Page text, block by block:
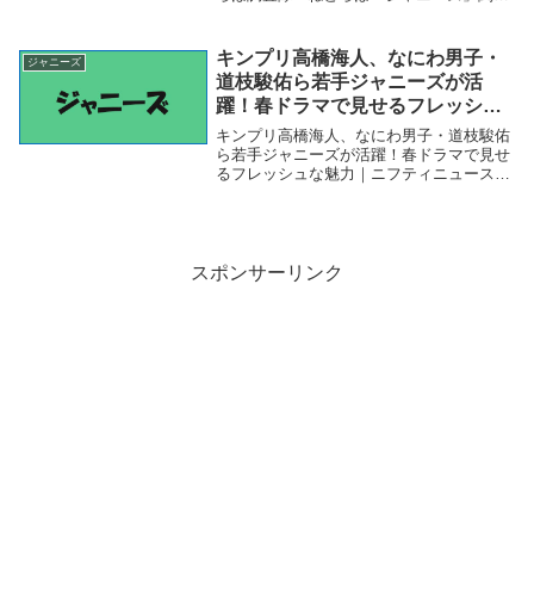
ねとらぼ調査隊 - ねとらぼ ジャ...
ジャニーズ
キンプリ高橋海人、なにわ男子・
道枝駿佑ら若手ジャニーズが活
躍！春ドラマで見せるフレッシュ
な魅力｜ニフティニュース – ニフ
ティニュース
キンプリ高橋海人、なにわ男子・道枝駿佑
ら若手ジャニーズが活躍！春ドラマで見せ
るフレッシュな魅力｜ニフティニュース -
スポンサーリンク